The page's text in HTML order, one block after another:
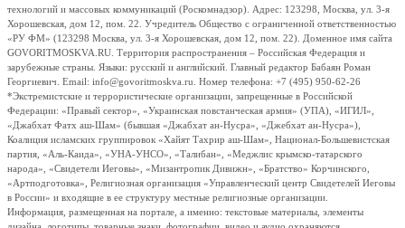
технологий и массовых коммуникаций (Роскомнадзор). Адрес: 123298, Москва, ул. 3-я
Хорошевская, дом 12, пом. 22. Учредитель Общество с ограниченной ответственностью
«РУ ФМ» (123298 Москва, ул. 3-я Хорошевская, дом 12, пом. 22). Доменное имя сайта
GOVORITMOSKVA.RU. Территория распространения – Российская Федерация и
зарубежные страны. Языки: русский и английский. Главный редактор Бабаян Роман
Георгиевич. Email: info@govoritmoskva.ru. Номер телефона: +7 (495) 950-62-26
*Экстремистские и террористические организации, запрещенные в Российской
Федерации: «Правый сектор», «Украинская повстанческая армия» (УПА), «ИГИЛ»,
«Джабхат Фатх аш-Шам» (бывшая «Джабхат ан-Нусра», «Джебхат ан-Нусра»),
Коалиция исламских группировок «Хайят Тахрир аш-Шам», Национал-Большевистская
партия, «Аль-Каида», «УНА-УНСО», «Талибан», «Меджлис крымско-татарского
народа», «Свидетели Иеговы», «Мизантропик Дивижн», «Братство» Корчинского,
«Артподготовка», Религиозная организация «Управленческий центр Свидетелей Иеговы
в России» и входящие в ее структуру местные религиозные организации.
Информация, размещенная на портале, а именно: текстовые материалы, элементы